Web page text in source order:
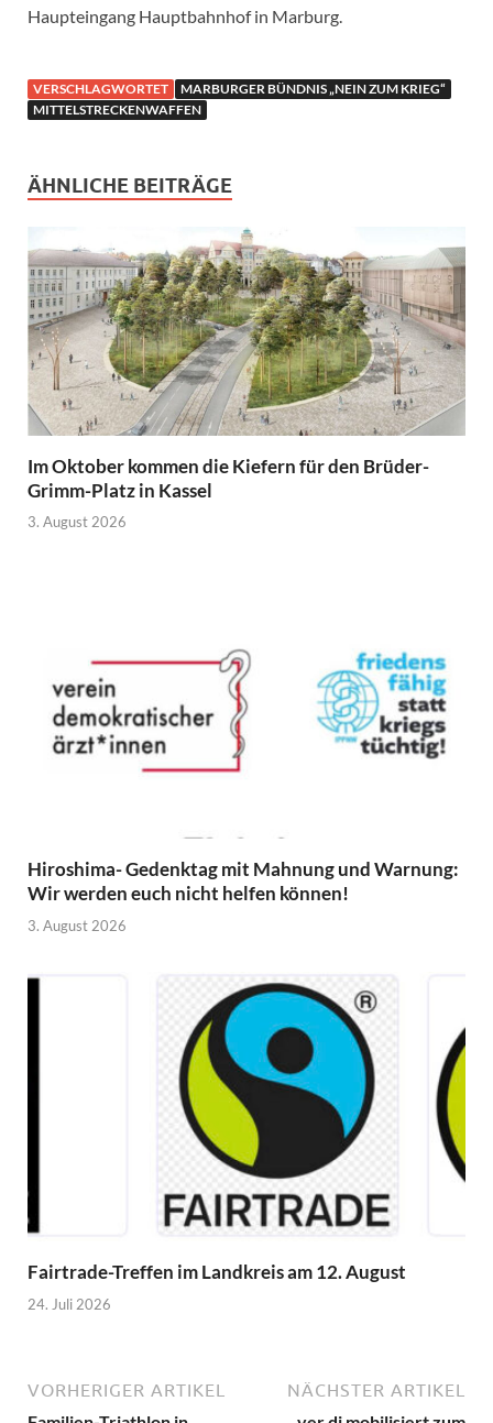
Haupteingang Hauptbahnhof in Marburg.
VERSCHLAGWORTET
MARBURGER BÜNDNIS „NEIN ZUM KRIEG“
MITTELSTRECKENWAFFEN
ÄHNLICHE BEITRÄGE
Im Oktober kommen die Kiefern für den Brüder-
Grimm-Platz in Kassel
3. August 2026
Hiroshima- Gedenktag mit Mahnung und Warnung:
Wir werden euch nicht helfen können!
3. August 2026
Fairtrade-Treffen im Landkreis am 12. August
24. Juli 2026
VORHERIGER ARTIKEL NÄCHSTER ARTIKEL